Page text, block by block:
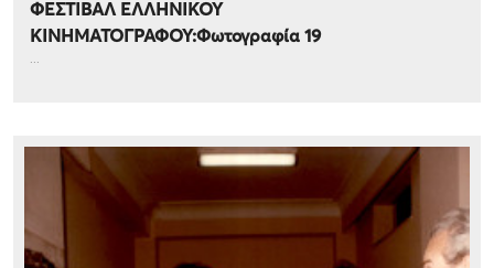
ΦΕΣΤΙΒΑΛ ΕΛΛΗΝΙΚΟΥ
ΚΙΝΗΜΑΤΟΓΡΑΦΟΥ:Φωτογραφία 19
...